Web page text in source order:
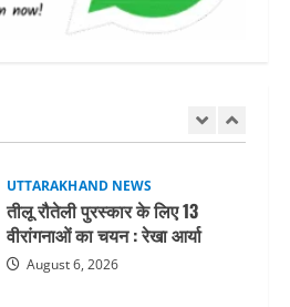
UTTARAKHAND NEWS
आपत्ति निस्तारण शिविर की व्यवस्थाओं
का लिया जायजा
August 6, 2026
UTTARAKHAND NEWS
तीलू रौतेली पुरस्कार के लिए 13
वीरांगनाओं का चयन : रेखा आर्या
August 6, 2026